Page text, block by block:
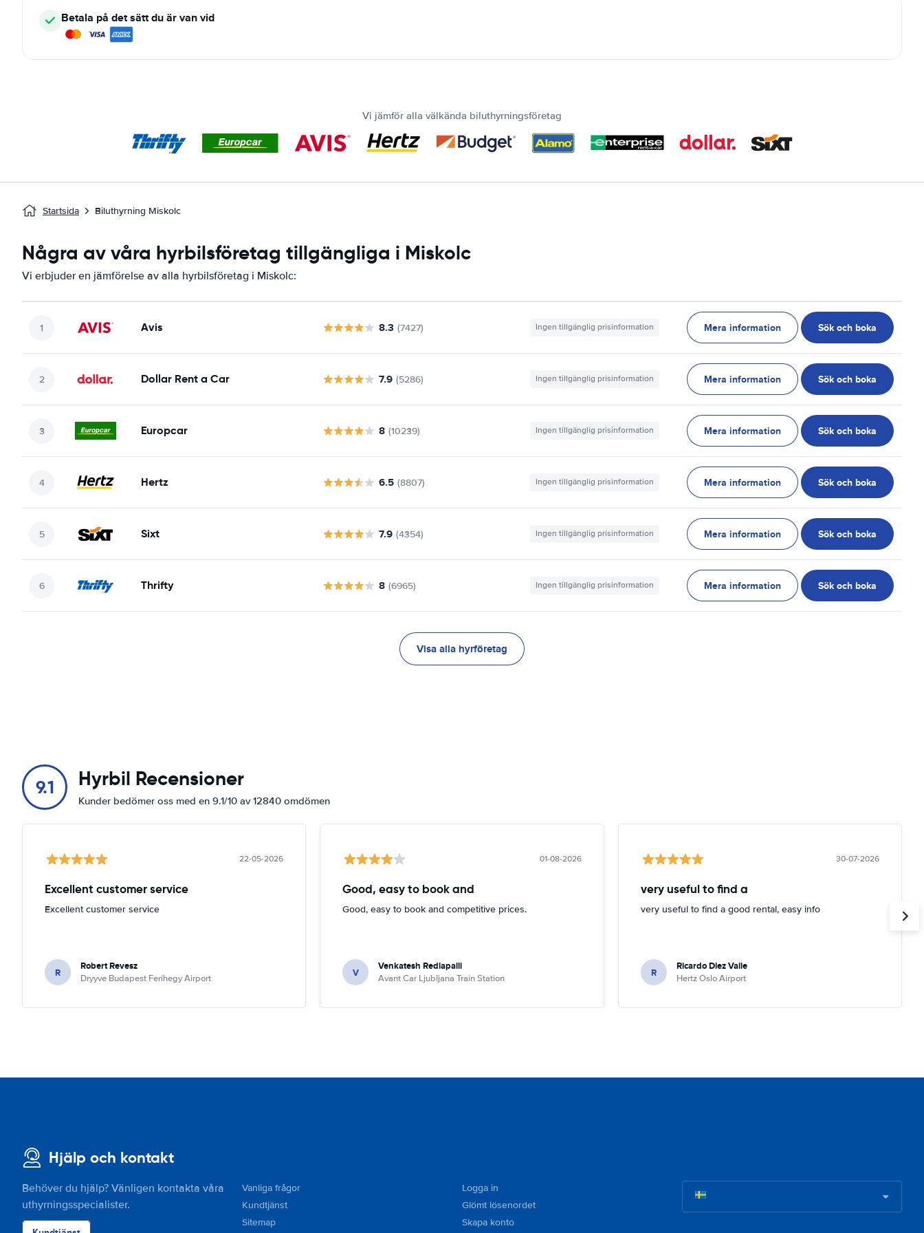
Betala på det sätt du är van vid
Vi jämför alla välkända biluthyrningsföretag
Startsida Biluthyrning Miskolc
Några av våra hyrbilsföretag tillgängliga i Miskolc
Vi erbjuder en jämförelse av alla hyrbilsföretag i Miskolc:
Avis 8.3 (7427) Ingen tillgänglig prisinformation Mera information Sök och boka
Dollar Rent a Car 7.9 (5286) Ingen tillgänglig prisinformation Mera information Sök och boka
Europcar 8 (10239) Ingen tillgänglig prisinformation Mera information Sök och boka
Hertz 6.5 (8807) Ingen tillgänglig prisinformation Mera information Sök och boka
Sixt 7.9 (4354) Ingen tillgänglig prisinformation Mera information Sök och boka
Thrifty 8 (6965) Ingen tillgänglig prisinformation Mera information Sök och boka
Visa alla hyrföretag
9.1 Hyrbil Recensioner
Kunder bedömer oss med en 9.1/10 av 12840 omdömen
22-05-2026
Excellent customer service
Excellent customer service
R Robert Revesz
Dryyve Budapest Ferihegy Airport
01-08-2026
Good, easy to book and
Good, easy to book and competitive prices.
V Venkatesh Redlapalli
Avant Car Ljubljana Train Station
30-07-2026
very useful to find a
very useful to find a good rental, easy info
R Ricardo Diez Valle
Hertz Oslo Airport
Hjälp och kontakt
Behöver du hjälp? Vänligen kontakta våra
uthyrningsspecialister.
Vanliga frågor
Kundtjänst
Sitemap
Logga in
Glömt lösenordet
Skapa konto